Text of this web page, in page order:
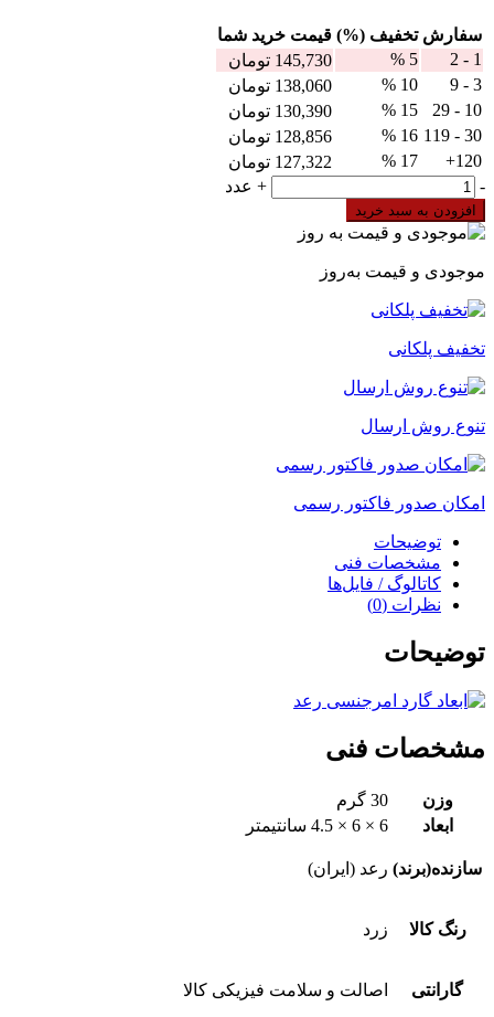
سفارش تخفیف (%) قيمت خرید شما
1 - 2
5 %
145,730 تومان
3 - 9
10 %
138,060 تومان
10 - 29
15 %
130,390 تومان
30 - 119
16 %
128,856 تومان
120+
17 %
127,322 تومان
گارد
کلید
امرجنسی
دایره
مدل
ESTR
-
+ عدد
افزودن به سبد خرید
موجودی و قیمت به‌روز
تخفیف پلکانی
تنوع روش ارسال
امکان صدور فاکتور رسمی
توضیحات
مشخصات فنی
کاتالوگ / فایل‌ها
نظرات (0)
توضیحات
مشخصات فنی
وزن
30 گرم
ابعاد
6 × 6 × 4.5 سانتیمتر
سازنده(برند) رعد (ایران)
رنگ کالا زرد
گارانتی اصالت و سلامت فیزیکی کالا